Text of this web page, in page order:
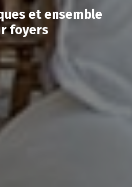
et ensemble
foyers